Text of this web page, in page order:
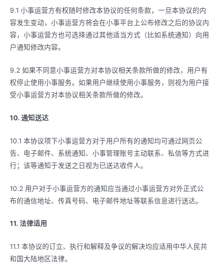
9.1 小事运营方有权随时修改本协议的任何条款，一旦本协议的内
容发生变动，小事运营方将会在小事平台上公布修改之后的协议内
容，小事运营方也可选择通过其他适当方式（比如系统通知）向用
户通知修改内容。
9.2 如果不同意小事运营方对本协议相关条款所做的修改，用户有
权停止使用小事服务。如果用户继续使用小事服务，则视为用户接
受小事运营方对本协议相关条款所做的修改。
10. 通知送达
10.1 本协议项下小事运营方对于用户所有的通知均可通过网页公
告、电子邮件、系统通知、小事管理账号主动联系、私信等方式进
行；该等通知于发送之日视为已送达收件人。
10.2 用户对于小事运营方的通知应当通过小事运营方对外正式公
布的通信地址、传真号码、电子邮件地址等联系信息进行送达。
11. 法律适用
11.1 本协议的订立、执行和解释及争议的解决均应适用中华人民共
和国大陆地区法律。